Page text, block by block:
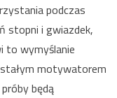
podczas
stopni i gwiazdek,
to wymyślanie
motywatorem
będą